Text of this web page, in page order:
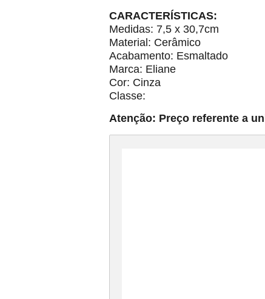
CARACTERÍSTICAS:
Medidas: 7,5 x 30,7cm
Material: Cerâmico
Acabamento: Esmaltado
Marca: Eliane
Cor: Cinza
Classe:
Atenção: Preço referente a